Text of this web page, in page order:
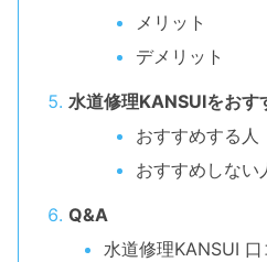
メリット
デメリット
水道修理KANSUIをおす
おすすめする人
おすすめしない
Q&A
水道修理KANSUI